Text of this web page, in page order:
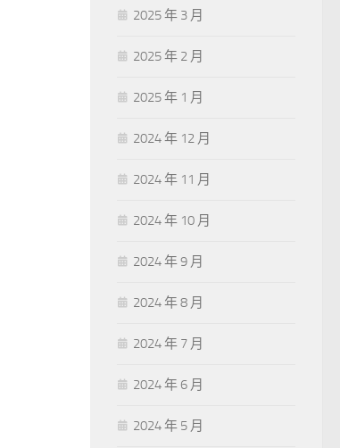
2025 年 3 月
2025 年 2 月
2025 年 1 月
2024 年 12 月
2024 年 11 月
2024 年 10 月
2024 年 9 月
2024 年 8 月
2024 年 7 月
2024 年 6 月
2024 年 5 月